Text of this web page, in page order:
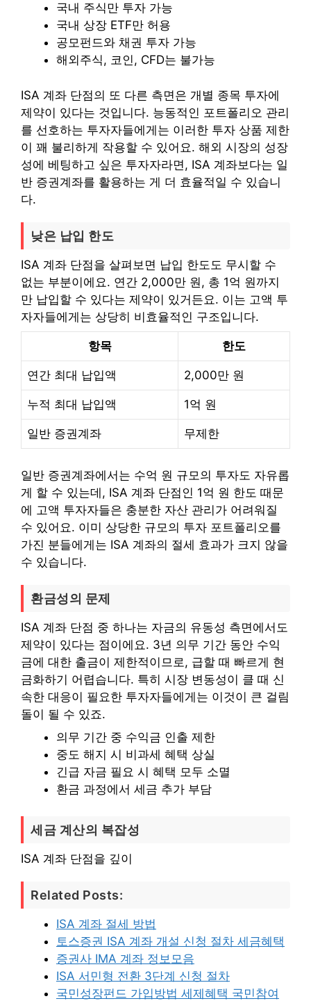
국내 주식만 투자 가능
국내 상장 ETF만 허용
공모펀드와 채권 투자 가능
해외주식, 코인, CFD는 불가능
ISA 계좌 단점의 또 다른 측면은 개별 종목 투자에
제약이 있다는 것입니다. 능동적인 포트폴리오 관리
를 선호하는 투자자들에게는 이러한 투자 상품 제한
이 꽤 불리하게 작용할 수 있어요. 해외 시장의 성장
성에 베팅하고 싶은 투자자라면, ISA 계좌보다는 일
반 증권계좌를 활용하는 게 더 효율적일 수 있습니
다.
낮은 납입 한도
ISA 계좌 단점을 살펴보면 납입 한도도 무시할 수
없는 부분이에요. 연간 2,000만 원, 총 1억 원까지
만 납입할 수 있다는 제약이 있거든요. 이는 고액 투
자자들에게는 상당히 비효율적인 구조입니다.
항목 한도
연간 최대 납입액 2,000만 원
누적 최대 납입액 1억 원
일반 증권계좌 무제한
일반 증권계좌에서는 수억 원 규모의 투자도 자유롭
게 할 수 있는데, ISA 계좌 단점인 1억 원 한도 때문
에 고액 투자자들은 충분한 자산 관리가 어려워질
수 있어요. 이미 상당한 규모의 투자 포트폴리오를
가진 분들에게는 ISA 계좌의 절세 효과가 크지 않을
수 있습니다.
환금성의 문제
ISA 계좌 단점 중 하나는 자금의 유동성 측면에서도
제약이 있다는 점이에요. 3년 의무 기간 동안 수익
금에 대한 출금이 제한적이므로, 급할 때 빠르게 현
금화하기 어렵습니다. 특히 시장 변동성이 클 때 신
속한 대응이 필요한 투자자들에게는 이것이 큰 걸림
돌이 될 수 있죠.
의무 기간 중 수익금 인출 제한
중도 해지 시 비과세 혜택 상실
긴급 자금 필요 시 혜택 모두 소멸
환금 과정에서 세금 추가 부담
세금 계산의 복잡성
ISA 계좌 단점을 깊이
Related Posts:
ISA 계좌 절세 방법
토스증권 ISA 계좌 개설 신청 절차 세금혜택
증권사 IMA 계좌 정보모음
ISA 서민형 전환 3단계 신청 절차
국민성장펀드 가입방법 세제혜택 국민참여